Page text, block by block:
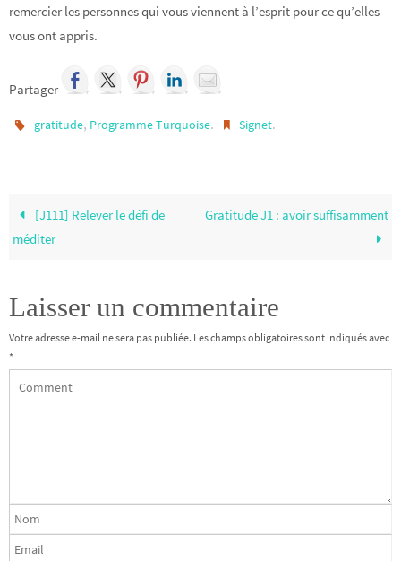
remercier les personnes qui vous viennent à l’esprit pour ce qu’elles
vous ont appris.
Partager
gratitude, Programme Turquoise. Signet.
[J111] Relever le défi de
méditer
Gratitude J1 : avoir suffisamment
Laisser un commentaire
Votre adresse e-mail ne sera pas publiée. Les champs obligatoires sont indiqués avec
*